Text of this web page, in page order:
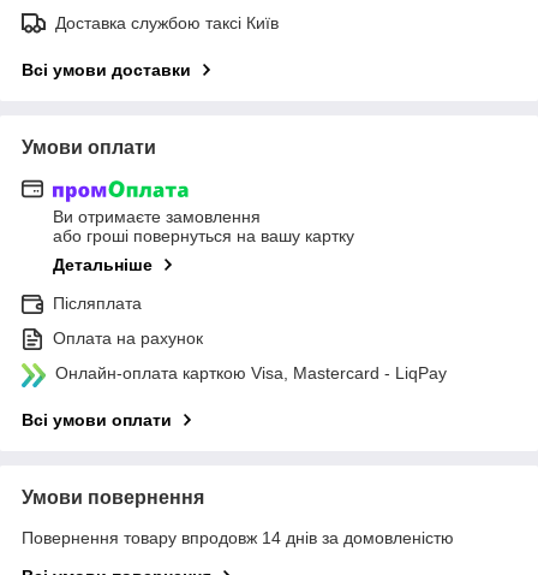
Доставка службою таксі Київ
Всі умови доставки
Умови оплати
Ви отримаєте замовлення
або гроші повернуться на вашу картку
Детальніше
Післяплата
Оплата на рахунок
Онлайн-оплата карткою Visa, Mastercard - LiqPay
Всі умови оплати
Умови повернення
Повернення товару впродовж 14 днів за домовленістю